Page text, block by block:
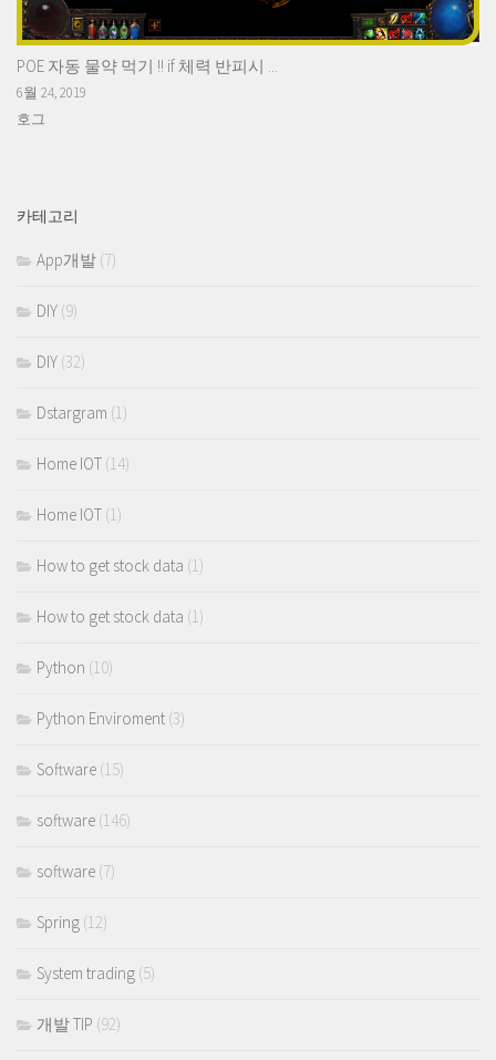
POE 자동 물약 먹기 !! if 체력 반피시 ...
6월 24, 2019
호그
카테고리
App개발 (7)
DIY (9)
DIY (32)
Dstargram (1)
Home IOT (14)
Home IOT (1)
How to get stock data (1)
How to get stock data (1)
Python (10)
Python Enviroment (3)
Software (15)
software (146)
software (7)
Spring (12)
System trading (5)
개발 TIP (92)